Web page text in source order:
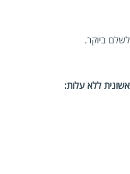
ביוקר.
ללא עלות: